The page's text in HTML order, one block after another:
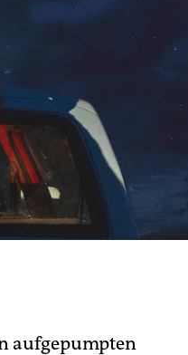
aufgepumpten